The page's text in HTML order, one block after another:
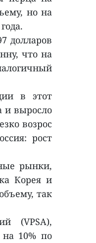
но на
долларов
что на
в этот
и выросло
возрос
рост
рынки,
Корея и
так
(VPSA),
на 10% по